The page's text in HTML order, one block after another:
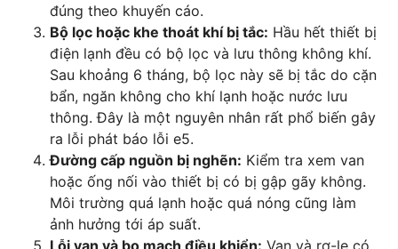
đúng theo khuyến cáo.
Bộ lọc hoặc khe thoát khí bị tắc: Hầu hết thiết bị
điện lạnh đều có bộ lọc và lưu thông không khí.
Sau khoảng 6 tháng, bộ lọc này sẽ bị tắc do cặn
bẩn, ngăn không cho khí lạnh hoặc nước lưu
thông. Đây là một nguyên nhân rất phổ biến gây
ra lỗi phát báo lỗi e5.
Đường cấp nguồn bị nghẽn: Kiểm tra xem van
hoặc ống nối vào thiết bị có bị gập gãy không.
Môi trường quá lạnh hoặc quá nóng cũng làm
ảnh hưởng tới áp suất.